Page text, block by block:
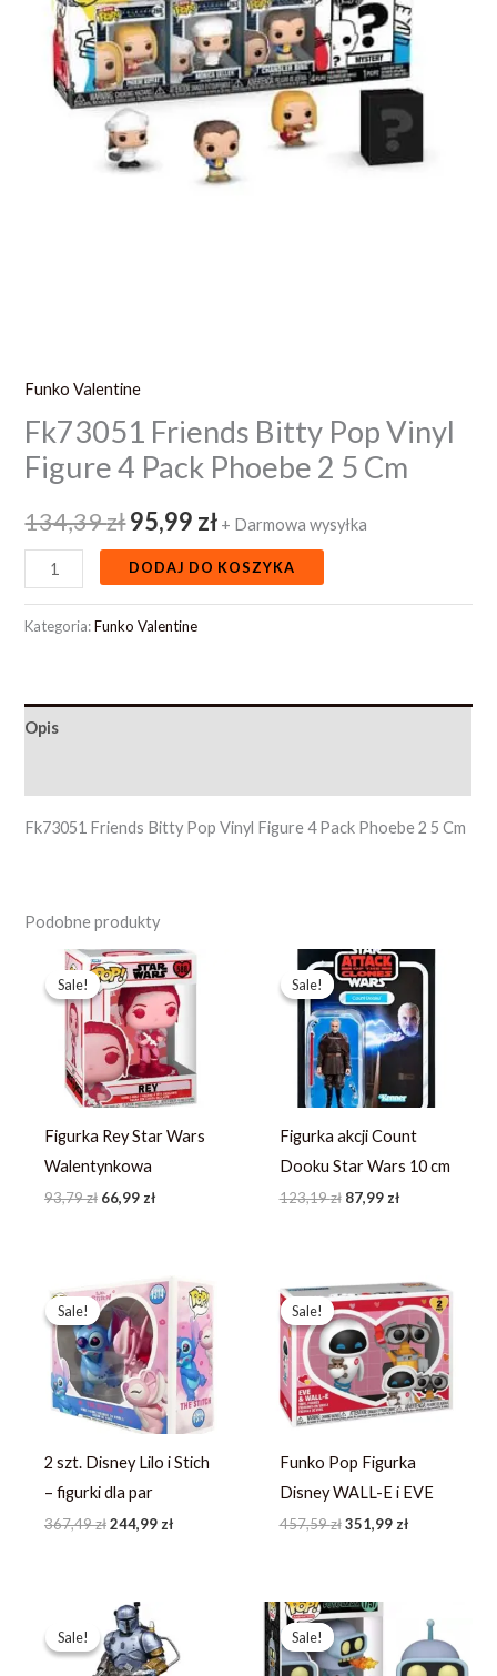
Funko Valentine
Fk73051 Friends Bitty Pop Vinyl
Figure 4 Pack Phoebe 2 5 Cm
134,39zł95,99 zł + Darmowa wysyłka
DODAJ DO KOSZYKA
Kategoria:Funko Valentine
Opis
Fk73051 Friends Bitty Pop Vinyl Figure 4 Pack Phoebe 2 5 Cm
Podobne produkty
Sale!
Sale!
Figurka Rey Star Wars
Walentynkowa
93,79zł
Pierwotna
cena
wynosiła:
93,79 zł.
66,99 zł
Aktualna
cena
wynosi:
66,99 zł.
Sale!
Sale!
Figurka akcji Count
Dooku Star Wars 10 cm
123,19zł
Pierwotna
cena
wynosiła:
123,19 zł.
87,99 zł
Aktualna
cena
87,99 zł.
Sale!
Sale!
2 szt. Disney Lilo i Stich
– figurki dla par
367,49zł
Pierwotna
cena
wynosiła:
367,49 zł.
244,99zł
Aktualna
cena
wynosi:
244,99 zł.
Sale!
Sale!
Funko Pop Figurka
Disney WALL-E i EVE
457,59zł
Pierwotna
cena
wynosiła:
457,59 zł.
351,99zł
Aktualna
cena
wynosi:
351,99 zł.
Sale!
Sale!
Pierwotna
cena
wynosiła:
251,99 zł.
wynosi:
179,99 zł.
Sale!
Sale!
Pierwotna
cena
wynosiła:
253,49 zł.
cena
wynosi:
194,99 zł.